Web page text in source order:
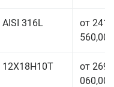
AISI 316L
от 241
560,00
12Х18Н10Т
от 269
060,00